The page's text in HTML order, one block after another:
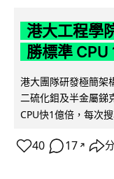
港大工程學
勝標準 CPU
港大團隊研發極簡架
二硫化鉬及半金屬銻
CPU快1億倍，每次
40 17 ↗